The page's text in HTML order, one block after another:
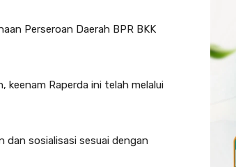
Perseroan Daerah BPR BKK
keenam Raperda ini telah melalui
dan sosialisasi sesuai dengan